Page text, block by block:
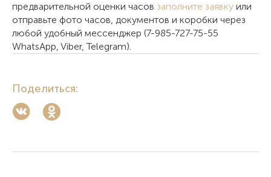
предварительной оценки часов заполните заявку или
отправьте фото часов, документов и коробки через
любой удобный мессенджер (7-985-727-75-55
WhatsApp, Viber, Telegram).
Поделиться: